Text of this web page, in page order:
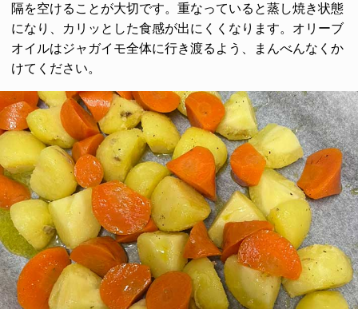
隔を空けることが大切です。重なっていると蒸し焼き状態
になり、カリッとした食感が出にくくなります。オリーブ
オイルはジャガイモ全体に行き渡るよう、まんべんなくか
けてください。